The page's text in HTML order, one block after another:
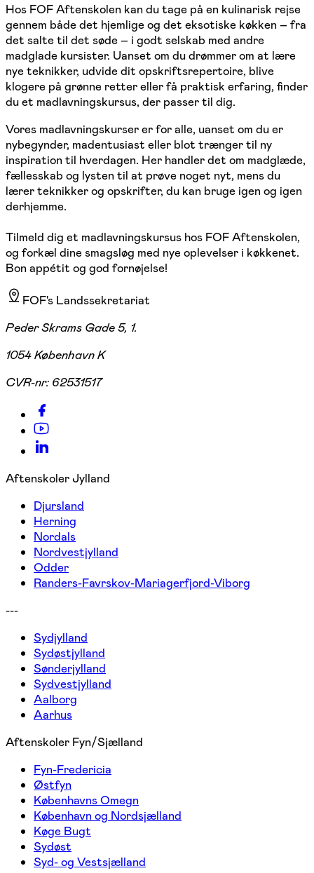
Hos FOF Aftenskolen kan du tage på en kulinarisk rejse
gennem både det hjemlige og det eksotiske køkken – fra
det salte til det søde – i godt selskab med andre
madglade kursister. Uanset om du drømmer om at lære
nye teknikker, udvide dit opskriftsrepertoire, blive
klogere på grønne retter eller få praktisk erfaring, finder
du et madlavningskursus, der passer til dig.
Vores madlavningskurser er for alle, uanset om du er
nybegynder, madentusiast eller blot trænger til ny
inspiration til hverdagen. Her handler det om madglæde,
fællesskab og lysten til at prøve noget nyt, mens du
lærer teknikker og opskrifter, du kan bruge igen og igen
derhjemme.
Tilmeld dig et madlavningskursus hos FOF Aftenskolen,
og forkæl dine smagsløg med nye oplevelser i køkkenet.
Bon appétit og god fornøjelse!
FOF's Landssekretariat
Peder Skrams Gade 5, 1.
1054 København K
CVR-nr: 62531517
Aftenskoler Jylland
Djursland
Herning
Nordals
Nordvestjylland
Odder
Randers-Favrskov-Mariagerfjord-Viborg
---
Sydjylland
Sydøstjylland
Sønderjylland
Sydvestjylland
Aalborg
Aarhus
Aftenskoler Fyn/Sjælland
Fyn-Fredericia
Østfyn
Københavns Omegn
København og Nordsjælland
Køge Bugt
Sydøst
Syd- og Vestsjælland